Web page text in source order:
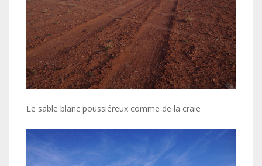
Le sable blanc poussiéreux comme de la craie